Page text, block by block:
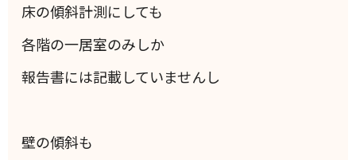
床の傾斜計測にしても
各階の一居室のみしか
報告書には記載していませんし
壁の傾斜も